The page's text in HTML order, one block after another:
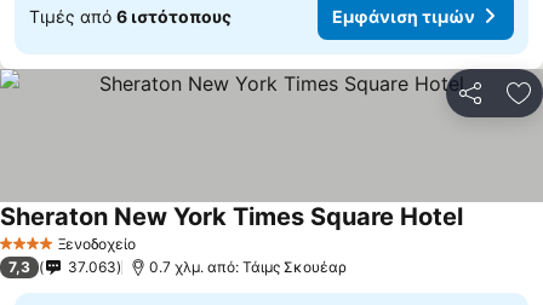
Τιμές από 6 ιστότοπους Εμφάνιση τιμών
4 ΑστέριαΞενοδοχείο
Sheraton New York Times Square Hotel
7,3 37.063 0.7 χλμ. από: Τάιμς Σκουέαρ